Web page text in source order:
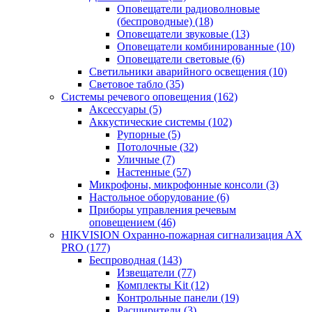
Оповещатели радиоволновые
(беспроводные) (18)
Оповещатели звуковые (13)
Оповещатели комбинированные (10)
Оповещатели световые (6)
Светильники аварийного освещения (10)
Световое табло (35)
Системы речевого оповещения (162)
Аксессуары (5)
Аккустические системы (102)
Рупорные (5)
Потолочные (32)
Уличные (7)
Настенные (57)
Микрофоны, микрофонные консоли (3)
Настольное оборудование (6)
Приборы управления речевым
оповещением (46)
HIKVISION Охранно-пожарная сигнализация AX
PRO (177)
Беспроводная (143)
Извещатели (77)
Комплекты Kit (12)
Контрольные панели (19)